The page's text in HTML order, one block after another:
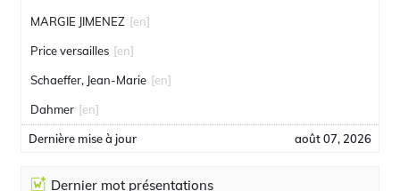
MARGIE JIMENEZ [en]
Price versailles [en]
Schaeffer, Jean-Marie [en]
Dahmer [en]
Dernière mise à jour août 07, 2026
Dernier mot présentations